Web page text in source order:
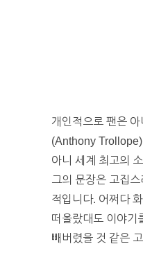
개인적으로 팬은
(Anthony
아니 세계 최고의
그의 문장은 고집
적입니다. 어쩌다
떠올랐대도 이야기
빼버렸을 것 같은